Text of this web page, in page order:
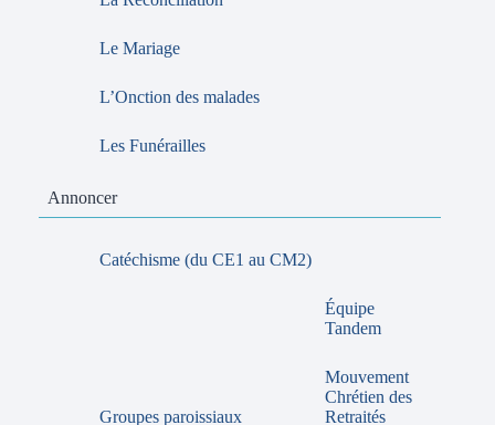
Le Mariage
L’Onction des malades
Les Funérailles
Annoncer
Catéchisme (du CE1 au CM2)
Groupes paroissiaux
Équipe
Tandem
Mouvement
Chrétien des
Retraités